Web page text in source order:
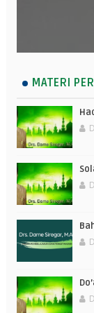
MATERI